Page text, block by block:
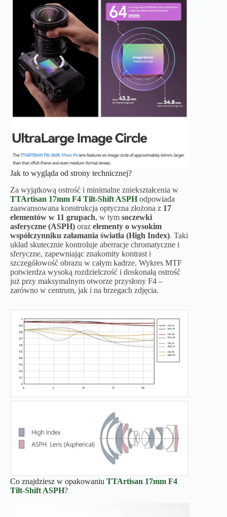
Jak to wygląda od strony technicznej?
Za wyjątkową ostrość i minimalne zniekształcenia w
TTArtisan 17mm F4 Tilt-Shift ASPHodpowiada
zaawansowana konstrukcja optyczna złożona z 17
elementów w 11 grupach, w tym soczewki
asferyczne (ASPH) oraz elementy o wysokim
współczynniku załamania światła (High Index). Taki
układ skutecznie kontroluje aberracje chromatyczne i
sferyczne, zapewniając znakomity kontrast i
szczegółowość obrazu w całym kadrze. Wykres MTF
potwierdza wysoką rozdzielczość i doskonałą ostrość
już przy maksymalnym otworze przysłony F4 –
zarówno w centrum, jak i na brzegach zdjęcia.
Co znajdziesz w opakowaniu TTArtisan 17mm F4
Tilt-Shift ASPH?